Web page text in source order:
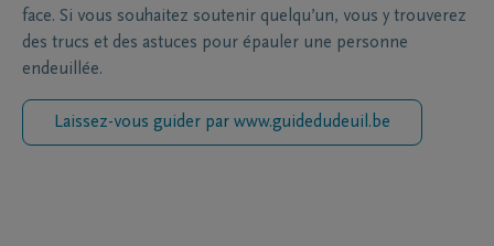
face. Si vous souhaitez soutenir quelqu’un, vous y trouverez
des trucs et des astuces pour épauler une personne
endeuillée.
Laissez-vous guider par www.guidedudeuil.be